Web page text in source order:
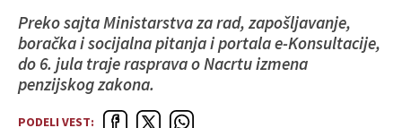
Preko sajta Ministarstva za rad, zapošljavanje,
boračka i socijalna pitanja i portala e-Konsultacije,
do 6. jula traje rasprava o Nacrtu izmena
penzijskog zakona.
PODELI VEST: